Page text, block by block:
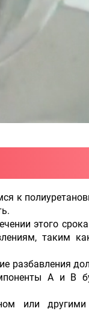
к
этого
таким
разбавления
А и В
или